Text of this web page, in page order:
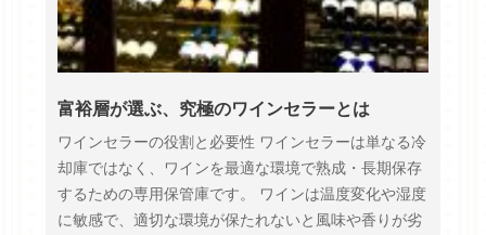
富裕層が選ぶ、究極のワインセラーとは
ワインセラーの役割と必要性 ワインセラーは単なる冷
却庫ではなく、ワインを最適な環境で熟成・長期保存
するための専用保管庫です。 ワインは温度変化や湿度
に敏感で、適切な環境が保たれないと風味や香りが劣